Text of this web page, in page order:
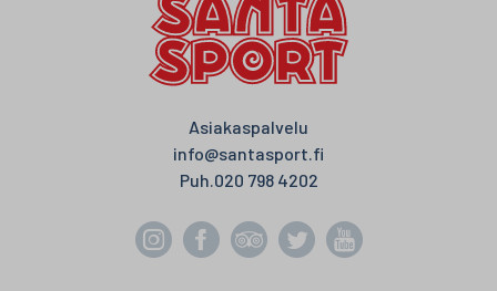
Asiakaspalvelu
info@santasport.fi
Puh. 020 798 4202